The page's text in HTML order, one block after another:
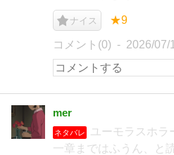
ナイス ★9
コメント(0) 2026/07/
mer
ネタバレ
ユーモラスホ
一章まではふうん、と